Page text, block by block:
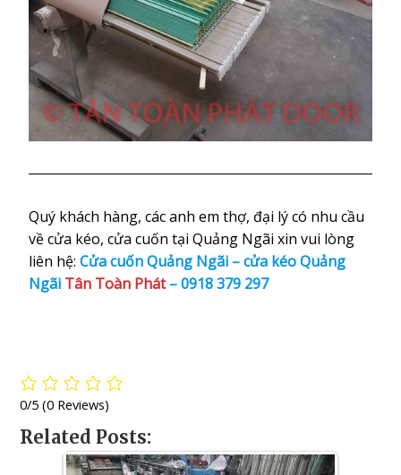
Quý khách hàng, các anh em thợ, đại lý có nhu cầu
về cửa kéo, cửa cuốn tại Quảng Ngãi xin vui lòng
liên hệ: Cửa cuốn Quảng Ngãi – cửa kéo Quảng
Ngãi Tân Toàn Phát –0918 379 297
0/5(0 Reviews)
Related Posts: